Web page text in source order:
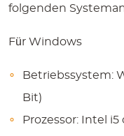
folgenden
Für Windows
Betriebssystem:
Bit)
Prozessor: Intel